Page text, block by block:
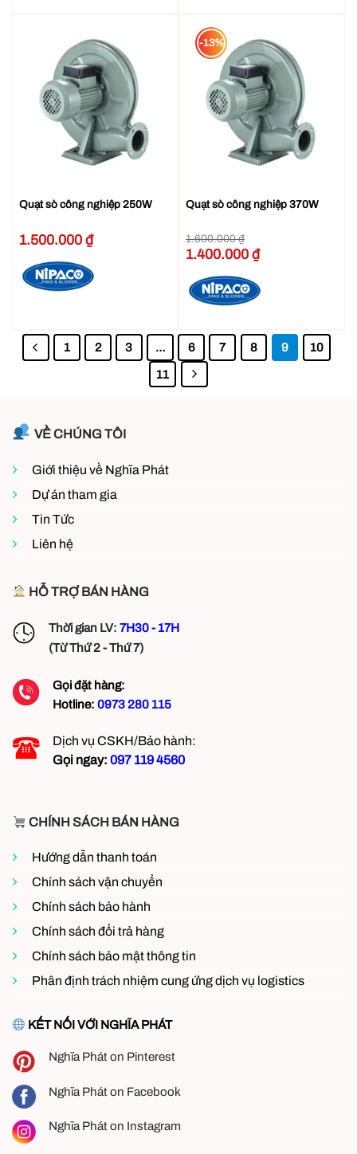
Quạt sò công nghiệp 250W
1.500.000 ₫
-13%
Quạt sò công nghiệp 370W
1.600.000₫
Giá
gốc
1.600.000 ₫.
1.400.000 ₫Giá
hiện
1.400.000 ₫.
1 2 3 … 6 7 8 9 10
11
VỀ CHÚNG TÔI
Giới thiệu về Nghĩa Phát
Dự án tham gia
Tin Tức
Liên hệ
HỖ TRỢ BÁN HÀNG
Thời gian LV: 7H30 - 17H
(Từ Thứ 2 - Thứ 7)
Gọi đặt hàng:
Hotline: 0973 280 115
Dịch vụ CSKH/Bảo hành:
Gọi ngay: 097 119 4560
CHÍNH SÁCH BÁN HÀNG
Hướng dẫn thanh toán
Chính sách vận chuyển
Chính sách bảo hành
Chính sách đổi trả hàng
Chính sách bảo mật thông tin
Phân định trách nhiệm cung ứng dịch vụ logistics
KẾT NỐI VỚI NGHĨA PHÁT
Nghĩa Phát on Pinterest
Nghĩa Phát on Facebook
Nghĩa Phát on Instagram